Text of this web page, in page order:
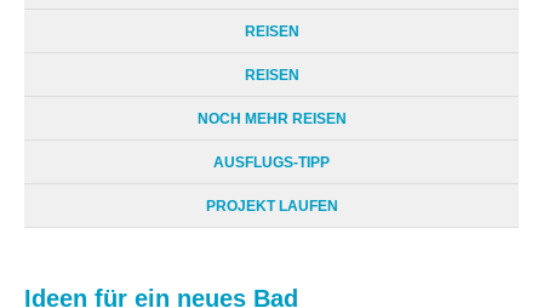
REISEN
REISEN
NOCH MEHR REISEN
AUSFLUGS-TIPP
PROJEKT LAUFEN
Ideen für ein neues Bad